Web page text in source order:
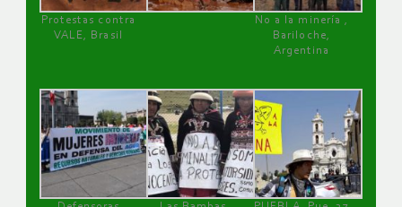
Protestas contra
VALE, Brasil
No a la minería ,
Bariloche,
Argentina